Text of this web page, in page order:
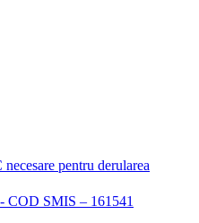
pentru derularea
COD SMIS – 161541